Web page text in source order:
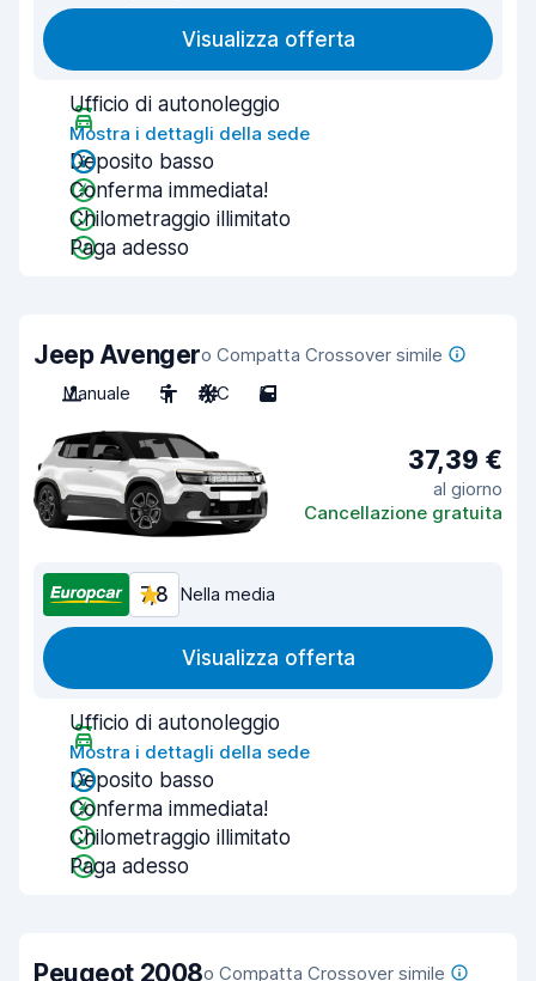
Visualizza offerta
Ufficio di autonoleggio
Mostra i dettagli della sede
Deposito basso
Conferma immediata!
Chilometraggio illimitato
Paga adesso
Jeep Avengero Compatta Crossover simile
Manuale
5 A/C 5
37,39 €
al giorno
Cancellazione gratuita
7,8 Nella media
Visualizza offerta
Ufficio di autonoleggio
Mostra i dettagli della sede
Deposito basso
Conferma immediata!
Chilometraggio illimitato
Paga adesso
Peugeot 2008o Compatta Crossover simile